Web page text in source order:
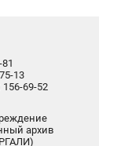
13
69-52
архив